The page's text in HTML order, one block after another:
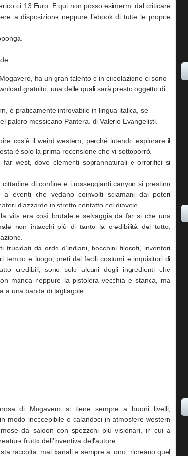
di 13 Euro. E qui non posso esimermi dal criticare
a disposizione neppure l’ebook di tutte le proprie
ha un gran talento e in circolazione ci sono
gratuito, una delle quali sarà presto oggetto di
è praticamente introvabile in lingua italica, se
palero messicano Pantera, di Valerio Evangelisti.
cos’è il weird western, perché intendo esplorare il
è solo la prima recensione che vi sottoporrò.
far west, dove elementi soprannaturali e orrorifici si
di confine e i rosseggianti canyon si prestino
eventi che vedano coinvolti sciamani dai poteri
d’azzardo in stretto contatto col diavolo.
vita era così brutale e selvaggia da far si che una
non intacchi più di tanto la credibilità del tutto,
trucidati da orde d’indiani, becchini filosofi, inventori
tempo e luogo, preti dai facili costumi e inquisitori di
credibili, sono solo alcuni degli ingredienti che
manca neppure la pistolera vecchia e stanca, ma
a una banda di tagliagole.
di Mogavero si tiene sempre a buoni livelli,
modo ineccepibile e calandoci in atmosfere western
da saloon con spezzoni più visionari, in cui a
frutto dell’inventiva dell’autore.
raccolta: mai banali e sempre a tono, ricreano quel